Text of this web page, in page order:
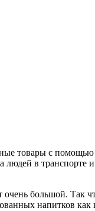
товары с
людей в
большой. Так
напитков